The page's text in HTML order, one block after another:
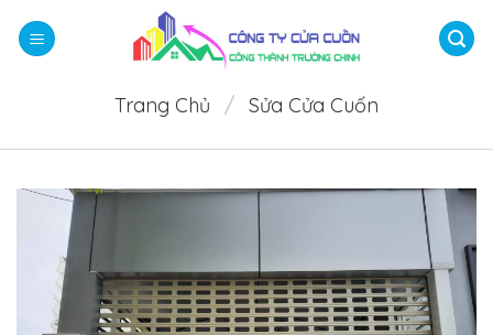
qua
Trang Chủ / Sửa Cửa Cuốn